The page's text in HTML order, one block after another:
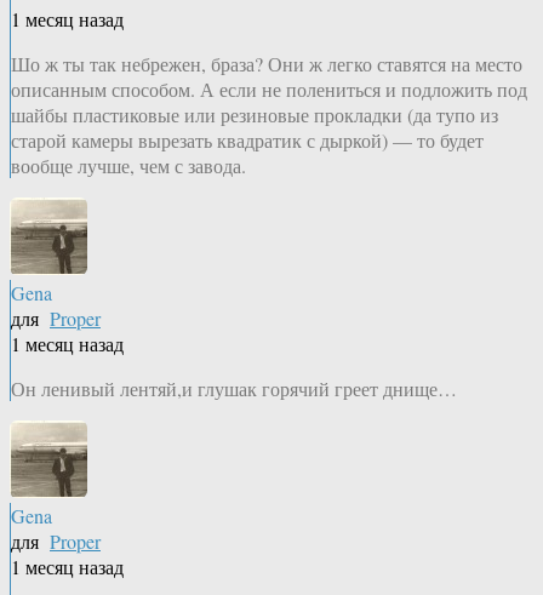
1 месяц назад
Шо ж ты так небрежен, браза? Они ж легко ставятся на место
описанным способом. А если не полениться и подложить под
шайбы пластиковые или резиновые прокладки (да тупо из
старой камеры вырезать квадратик с дыркой) — то будет
вообще лучше, чем с завода.
Gena
для Proper
1 месяц назад
Он ленивый лентяй,и глушак горячий греет днище…
Gena
для Proper
1 месяц назад